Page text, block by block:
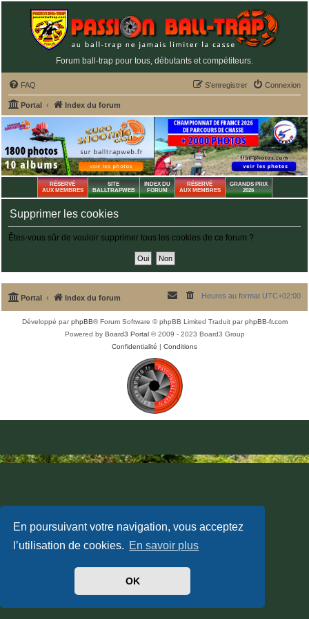
En poursuivant votre navigation, vous acceptez
l’utilisation de cookies. En savoir plus
OK
Forum ball-trap pour tous, débutants et compétiteurs.
FAQ Connexion
S’enregistrer
Portal Index du forum
RÉSERVÉ
AUX MEMBRES
SITE
BALLTRAPWEB
INDEX DU
FORUM
RÉSERVÉ
AUX MEMBRES
GRANDS PRIX
2026
Supprimer les cookies
Êtes-vous sûr de vouloir supprimer tous les cookies de ce forum ?
Portal Index du forum Heures au format UTC+02:00
Développé parphpBB® Forum Software © phpBB Limited Traduit parphpBB-fr.com
Powered by Board3 Portal© 2009 - 2023 Board3 Group
Confidentialité | Conditions